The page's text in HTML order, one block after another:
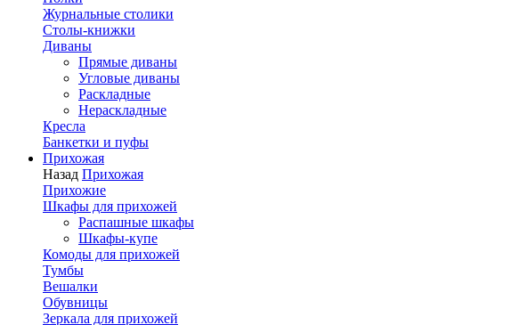
Журнальные столики
Столы-книжки
Диваны
Прямые диваны
Угловые диваны
Раскладные
Нераскладные
Кресла
Банкетки и пуфы
Прихожая
Назад Прихожая
Прихожие
Шкафы для прихожей
Распашные шкафы
Шкафы-купе
Комоды для прихожей
Тумбы
Вешалки
Обувницы
Зеркала для прихожей